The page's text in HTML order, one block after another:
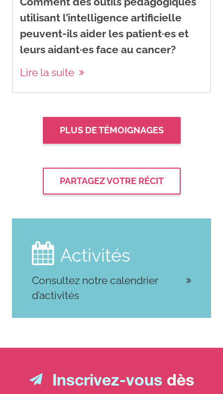
utilisant l’intelligence artificielle
peuvent-ils aider les patient·es et
leurs aidant·es face au cancer?
Lire la suite
PLUS DE TÉMOIGNAGES
PARTAGEZ VOTRE RÉCIT
 Activités
Consultez notre calendrier
d’activités
Inscrivez-vous dès